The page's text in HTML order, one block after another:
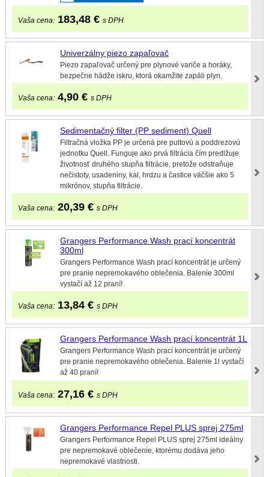
Vaša cena: 183,48 € s DPH
Univerzálny piezo zapaľovač
Piezo zapaľovač určený pre plynové variče a horáky,
bezpečne hádže iskru, ktorá okamžite zapáli plyn.
Vaša cena: 4,90 € s DPH
Sedimentačný filter (PP sediment) Quell
Filtračná vložka PP je určená pre pultovú a poddrezovú
jednotku Quell. Funguje ako prvá filtrácia čím predlžuje
životnosť druhého stupňa filtrácie, pretože odstraňuje
nečistoty, usadeniny, kal, hrdzu a častice väčšie ako 5
mikrónov, stupňa filtrácie.
Vaša cena: 20,39 € s DPH
Grangers Performance Wash prací koncentrát
300ml
Grangers Performance Wash prací koncentrát je určený
pre pranie nepremokavého oblečenia. Balenie 300ml
vystačí až 12 praní!
Vaša cena: 13,84 € s DPH
Grangers Performance Wash prací koncentrát 1L
Grangers Performance Wash prací koncentrát je určený
pre pranie nepremokavého oblečenia. Balenie 1l vystačí
až 40 praní!
Vaša cena: 27,16 € s DPH
Grangers Performance Repel PLUS sprej 275ml
Grangers Performance Repel PLUS sprej 275ml ideálny
pre nepremokavé oblečenie, ktorému dodáva jeho
nepremokavé vlastnosti.